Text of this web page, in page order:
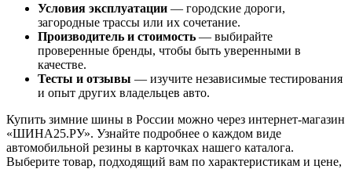
Условия эксплуатации — городские дороги,
загородные трассы или их сочетание.
Производитель и стоимость — выбирайте
проверенные бренды, чтобы быть уверенными в
качестве.
Тесты и отзывы — изучите независимые тестирования
и опыт других владельцев авто.
Купить зимние шины в России можно через интернет-магазин
«ШИНА25.РУ». Узнайте подробнее о каждом виде
автомобильной резины в карточках нашего каталога.
Выберите товар, подходящий вам по характеристикам и цене,